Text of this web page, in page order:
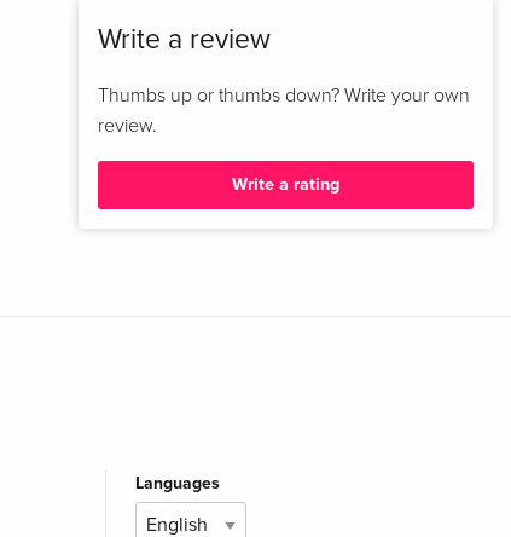
Write a review
Thumbs up or thumbs down? Write your own
review.
Write a rating
Languages